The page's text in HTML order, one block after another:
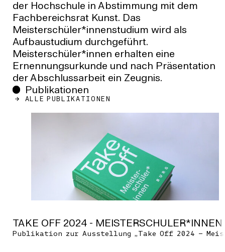
der Hochschule in Abstimmung mit dem
Fachbereichsrat Kunst. Das
Meisterschüler*innenstudium wird als
Aufbaustudium durchgeführt.
Meisterschüler*innen erhalten eine
Ernennungsurkunde und nach Präsentation
der Abschlussarbeit ein Zeugnis.
Publikationen
ALLE PUBLIKATIONEN
TAKE OFF 2024 - MEISTERSCHÜLER*INNEN
Publikation zur Ausstellung „Take Off 2024 –